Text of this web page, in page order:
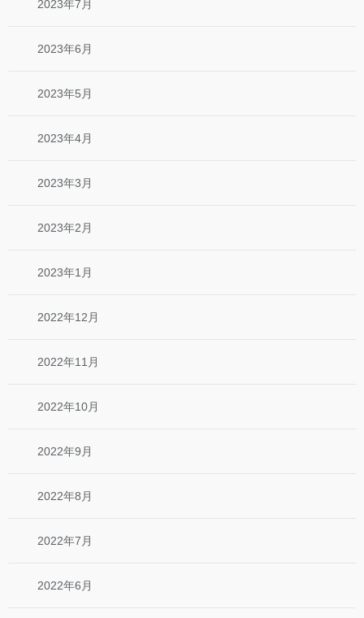
2023年7月
2023年6月
2023年5月
2023年4月
2023年3月
2023年2月
2023年1月
2022年12月
2022年11月
2022年10月
2022年9月
2022年8月
2022年7月
2022年6月